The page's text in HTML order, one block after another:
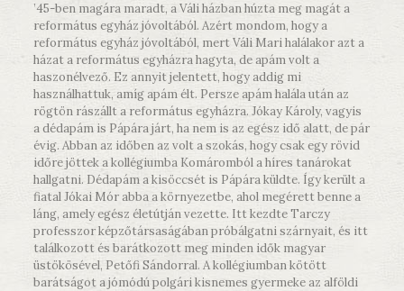
’45-ben magára maradt, a Váli házban húzta meg magát a
református egyház jóvoltából. Azért mondom, hogy a
református egyház jóvoltából, mert Váli Mari halálakor azt a
házat a református egyházra hagyta, de apám volt a
haszonélvező. Ez annyit jelentett, hogy addig mi
használhattuk, amíg apám élt. Persze apám halála után az
rögtön rászállt a református egyházra. Jókay Károly, vagyis
a dédapám is Pápára járt, ha nem is az egész idő alatt, de pár
évig. Abban az időben az volt a szokás, hogy csak egy rövid
időre jöttek a kollégiumba Komáromból a híres tanárokat
hallgatni. Dédapám a kisöccsét is Pápára küldte. Így került a
fiatal Jókai Mór abba a környezetbe, ahol megérett benne a
láng, amely egész életútján vezette. Itt kezdte Tarczy
professzor képzőtársaságában próbálgatni szárnyait, és itt
találkozott és barátkozott meg minden idők magyar
üstökösével, Petőfi Sándorral. A kollégiumban kötött
barátságot a jómódú polgári kisnemes gyermeke az alföldi